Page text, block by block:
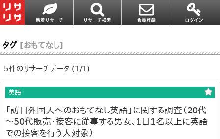
タグ [おもてなし]
5件のリサーチデータ (1/1)
英語
「訪日外国人へのおもてなし英語」に関する調査（20代
～50代販売・接客に従事する男女、1日1名以上に英語
での接客を行う人対象）